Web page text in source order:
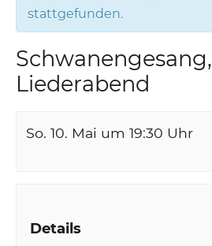
stattgefunden.
Schwanengesang,
Liederabend
So. 10. Mai um 19:30 Uhr
Details